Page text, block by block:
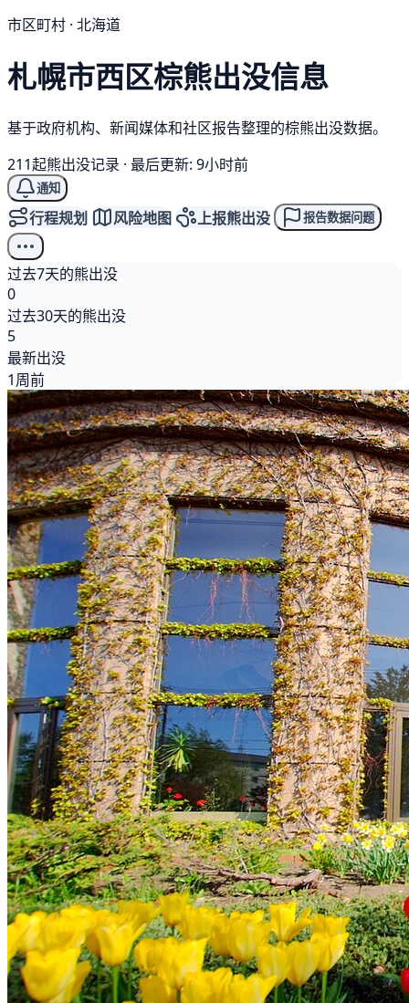
市区町村 · 北海道
札幌市西区棕熊出没信息
基于政府机构、新闻媒体和社区报告整理的棕熊出没数据。
211起熊出没记录 · 最后更新: 9小时前
通知
行程规划 风险地图 上报熊出没 报告数据问题
过去7天的熊出没
0
过去30天的熊出没
5
最新出没
1周前